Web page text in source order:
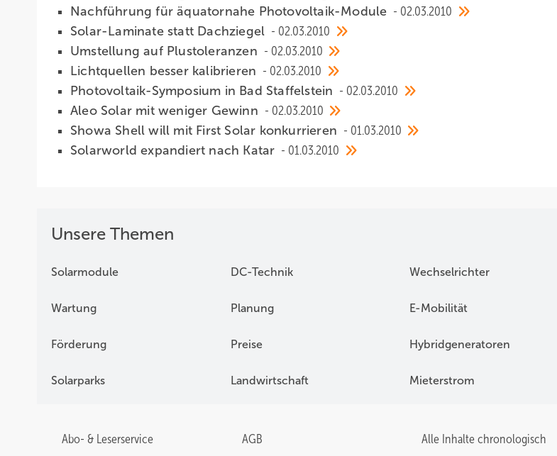
Nachführung für äquatornahe Photovoltaik-Module
02.03.2010
Solar-Laminate statt Dachziegel
02.03.2010
Umstellung auf Plustoleranzen
02.03.2010
Lichtquellen besser kalibrieren
02.03.2010
Photovoltaik-Symposium in Bad Staffelstein
02.03.2010
Aleo Solar mit weniger Gewinn
02.03.2010
Showa Shell will mit First Solar konkurrieren
01.03.2010
Solarworld expandiert nach Katar
01.03.2010
Unsere Themen
Solarmodule DC-Technik Wechselrichter
Wartung Planung E-Mobilität
Förderung Preise Hybridgeneratoren
Solarparks Landwirtschaft Mieterstrom
Abo- & Leserservice AGB Alle Inhalte chronologisch